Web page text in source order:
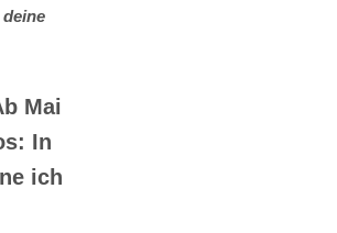
deine
Mai
In
ich